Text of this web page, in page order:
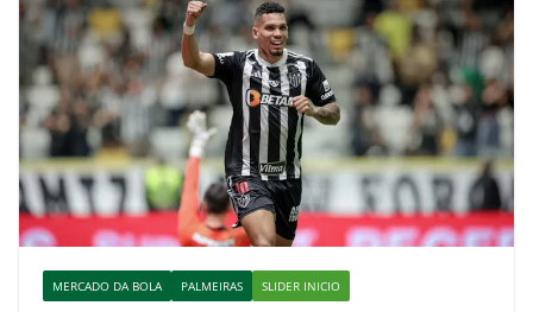
MERCADO DA BOLA PALMEIRAS SLIDER INICIO